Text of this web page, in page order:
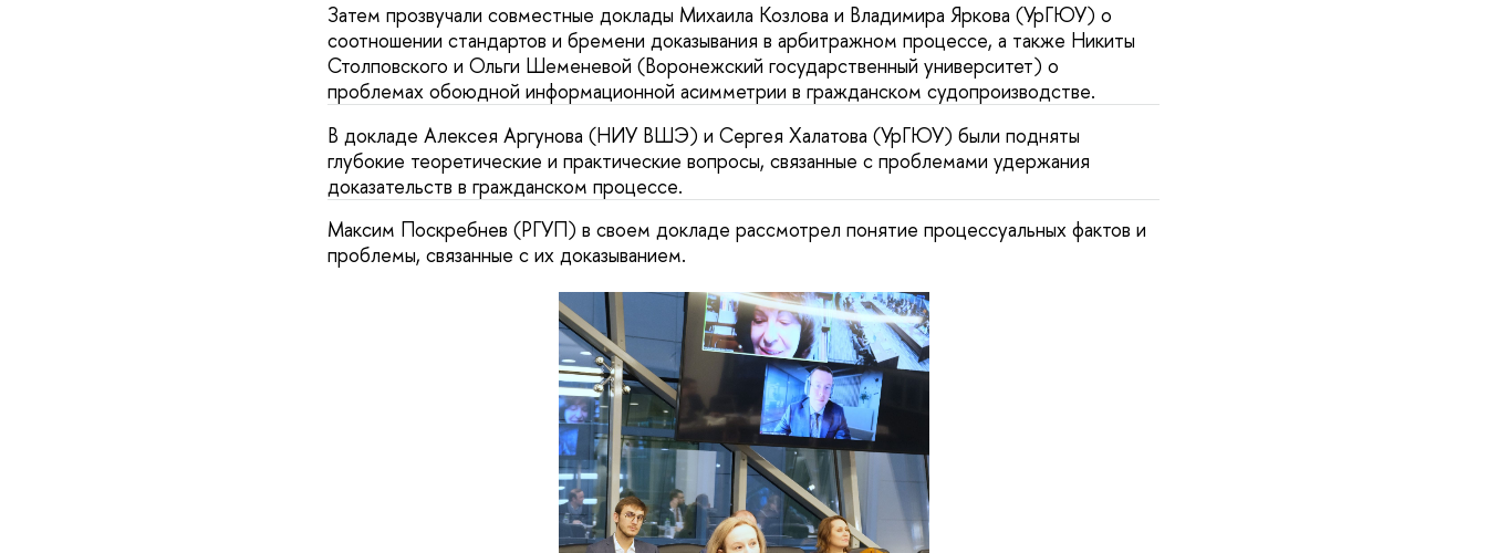
Затем прозвучали совместные доклады Михаила Козлова и Владимира Яркова (УрГЮУ) о
соотношении стандартов и бремени доказывания в арбитражном процессе, а также Никиты
Столповского и Ольги Шеменевой (Воронежский государственный университет) о
проблемах обоюдной информационной асимметрии в гражданском судопроизводстве.
В докладе Алексея Аргунова (НИУ ВШЭ) и Сергея Халатова (УрГЮУ) были подняты
глубокие теоретические и практические вопросы, связанные с проблемами удержания
доказательств в гражданском процессе.
Максим Поскребнев (РГУП) в своем докладе рассмотрел понятие процессуальных фактов и
проблемы, связанные с их доказыванием.